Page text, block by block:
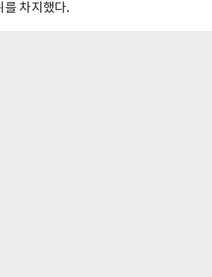
를 차지했다.